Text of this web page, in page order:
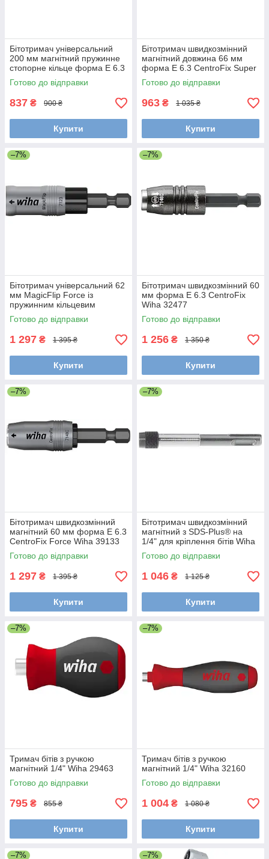
Бітотримач універсальний
200 мм магнітний пружинне
стопорне кільце форма E 6.3
Wiha 36093
Готово до відправки
837 ₴ 900 ₴
Купити
Бітотримач швидкозмінний
магнітний довжина 66 мм
форма E 6.3 CentroFix Super
Slim Wiha 39134
Готово до відправки
963 ₴ 1 035 ₴
Купити
–7%
Бітотримач універсальний 62
мм MagicFlip Force із
пружинним кільцевим
магнітом форма E 6.3 Wiha
36800
Готово до відправки
1 297 ₴ 1 395 ₴
Купити
–7%
Бітотримач швидкозмінний 60
мм форма E 6.3 CentroFix
Wiha 32477
Готово до відправки
1 256 ₴ 1 350 ₴
Купити
–7%
Бітотримач швидкозмінний
магнітний 60 мм форма E 6.3
CentroFix Force Wiha 39133
Готово до відправки
1 297 ₴ 1 395 ₴
Купити
–7%
Бітотримач швидкозмінний
магнітний з SDS-Plus® на
1/4" для кріплення бітів Wiha
26255
Готово до відправки
1 046 ₴ 1 125 ₴
Купити
–7%
Тримач бітів з ручкою
магнітний 1/4" Wiha 29463
Готово до відправки
795 ₴ 855 ₴
Купити
–7%
Тримач бітів з ручкою
магнітний 1/4" Wiha 32160
Готово до відправки
1 004 ₴ 1 080 ₴
Купити
–7% –7%